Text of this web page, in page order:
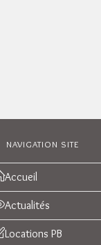
NAVIGATION SITE
Accueil
Actualités
Locations PB